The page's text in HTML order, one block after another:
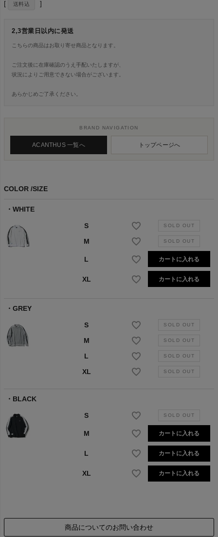
送料込
2,3営業日以内に発送
こちらの商品はお取り寄せ商品となります。
ご注文後に在庫確認のうえ手配いたしますが、
状況によりご用意できない場合がございます。
あらかじめご了承ください。
BRAND NAVIGATION
ACANTHUS 一覧へ トップページへ
COLOR SIZE
WHITE
S
M
L カートに入れる
XL カートに入れる
GREY
S
M
L
XL
BLACK
S
M カートに入れる
L カートに入れる
XL カートに入れる
商品についてのお問い合わせ